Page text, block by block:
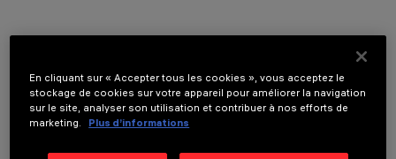
En cliquant sur « Accepter tous les cookies », vous acceptez le
stockage de cookies sur votre appareil pour améliorer la navigation
sur le site, analyser son utilisation et contribuer à nos efforts de
marketing.
Plus d’informations